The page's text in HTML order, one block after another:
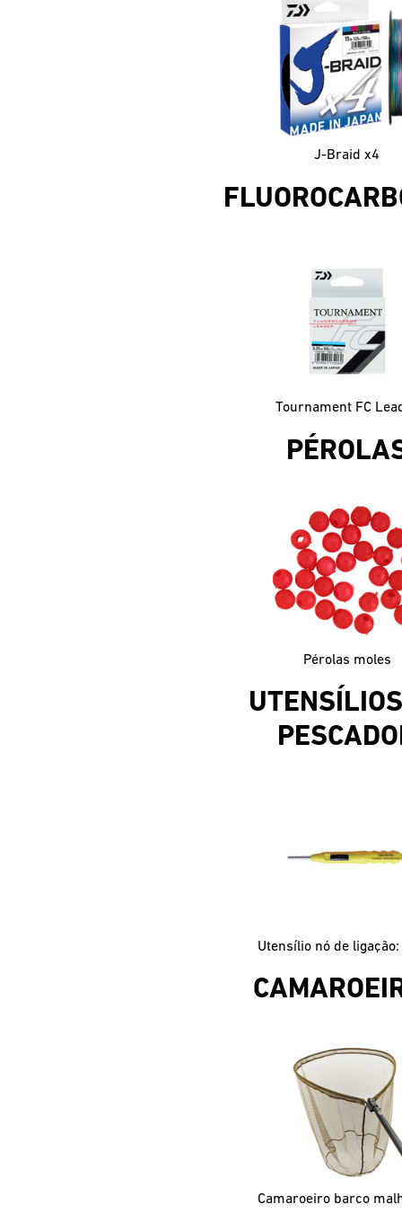
J-Braid x4
Tournament FC
Pérolas moles